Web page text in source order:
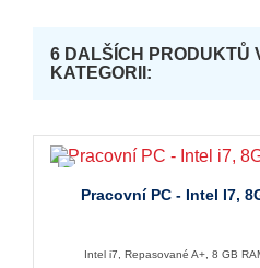
6 DALŠÍCH PRODUKTŮ
KATEGORII:
Pracovní PC - Intel I7,
Intel i7, Repasované A+, 8 GB